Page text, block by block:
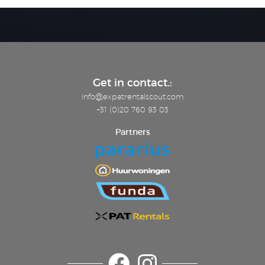
room which provides access to all rooms. You will
living room is located at the front and is very light
due to the large windows. The fully open kitchen
in this space has a 4-burner induction hob, fridge
extractor hood and all the necessities you can
expect in a kitchen. The living room is very
spacious and has a sitting and dining area with 4
chairs. In addition, the living room has a lovely
sofa and 1 armchair, from which you have a nice
view of the smart television. Through the 2 large
patio doors you can enjoy the sun and a cup of
Get in contact.:
info@expatrentalscout.com
+31 (0)20 760 93 03
Partners